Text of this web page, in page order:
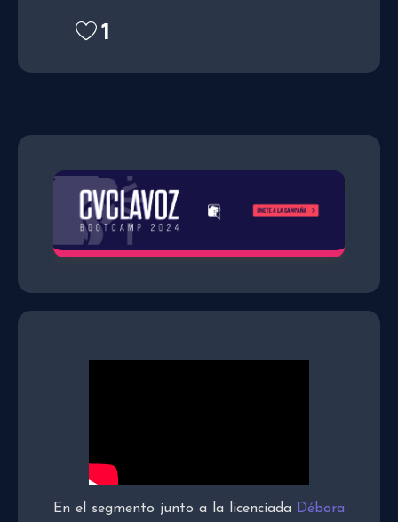
En el segmento junto a la licenciada Débora
1